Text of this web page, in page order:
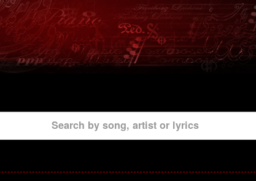
Search by song, artist or lyrics